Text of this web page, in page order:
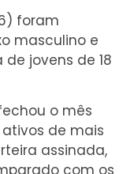
foram
masculino e
jovens de 18
o mês
de mais
assinada,
com os